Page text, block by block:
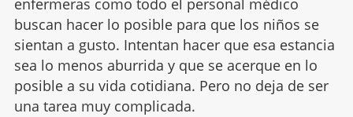
enfermeras como todo el personal médico
buscan hacer lo posible para que los niños se
sientan a gusto. Intentan hacer que esa estancia
sea lo menos aburrida y que se acerque en lo
posible a su vida cotidiana. Pero no deja de ser
una tarea muy complicada.